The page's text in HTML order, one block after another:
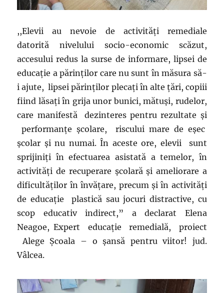
,,Elevii au nevoie de activităţi remediale
datorită nivelului socio-economic scăzut,
accesului redus la surse de informare, lipsei de
educaţie a părinţilor care nu sunt în măsura să-
i ajute, lipsei părinţilor plecaţi în alte ţări, copiii
fiind lăsaţi în grija unor bunici, mătuşi, rudelor,
care manifestă dezinteres pentru rezultate şi
performanţe şcolare, riscului mare de eşec
şcolar şi nu numai. În aceste ore, elevii sunt
sprijiniţi în efectuarea asistată a temelor, în
activităţi de recuperare şcolară şi ameliorare a
dificultăţilor în învăţare, precum şi în activităţi
de educaţie plastică sau jocuri distractive, cu
scop educativ indirect,” a declarat Elena
Neagoe, Expert educaţie remedială, proiect
Alege Şcoala – o şansă pentru viitor! jud.
Vâlcea.